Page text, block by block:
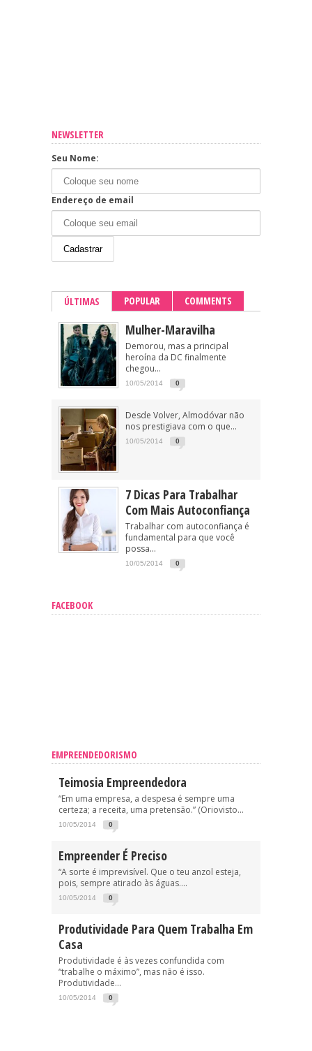
NEWSLETTER
Seu Nome:
Endereço de email
ÚLTIMAS POPULAR COMMENTS
Mulher-Maravilha
Demorou, mas a principal
heroína da DC finalmente
chegou...
10/05/2014 0
Desde Volver, Almodóvar não
nos prestigiava com o que...
10/05/2014 0
7 Dicas Para Trabalhar
Com Mais Autoconfiança
Trabalhar com autoconfiança é
fundamental para que você
possa...
10/05/2014 0
FACEBOOK
EMPREENDEDORISMO
Teimosia Empreendedora
“Em uma empresa, a despesa é sempre uma
certeza; a receita, uma pretensão.” (Oriovisto...
10/05/2014 0
Empreender É Preciso
“A sorte é imprevisível. Que o teu anzol esteja,
pois, sempre atirado às águas....
10/05/2014 0
Produtividade Para Quem Trabalha Em
Casa
Produtividade é às vezes confundida com
“trabalhe o máximo”, mas não é isso.
Produtividade...
10/05/2014 0